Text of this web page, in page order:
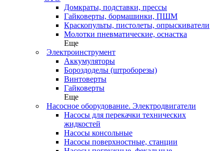
Домкраты, подставки, прессы
Гайковерты, бормашинки, ПШМ
Краскопульты, пистолеты, опрыскиватели
Молотки пневматические, оснастка
Еще
Электроинструмент
Аккумуляторы
Бороздоделы (штроборезы)
Винтоверты
Гайковерты
Еще
Насосное оборудование. Электродвигатели
Насосы для перекачки технических
жидкостей
Насосы консольные
Насосы поверхностные, станции